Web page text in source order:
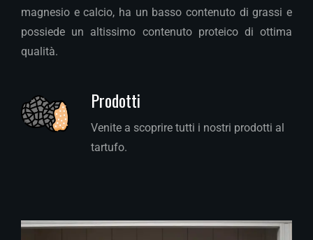
magnesio e calcio, ha un basso contenuto di grassi e
possiede un altissimo contenuto proteico di ottima
qualità.
Prodotti
Venite a scoprire tutti i nostri prodotti al
tartufo.